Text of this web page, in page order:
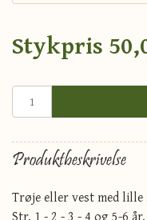
Stykpris
Produktbeskrivelse
Trøje eller vest med lille
Str. 1 - 2 - 3 - 4 og 5-6 år.